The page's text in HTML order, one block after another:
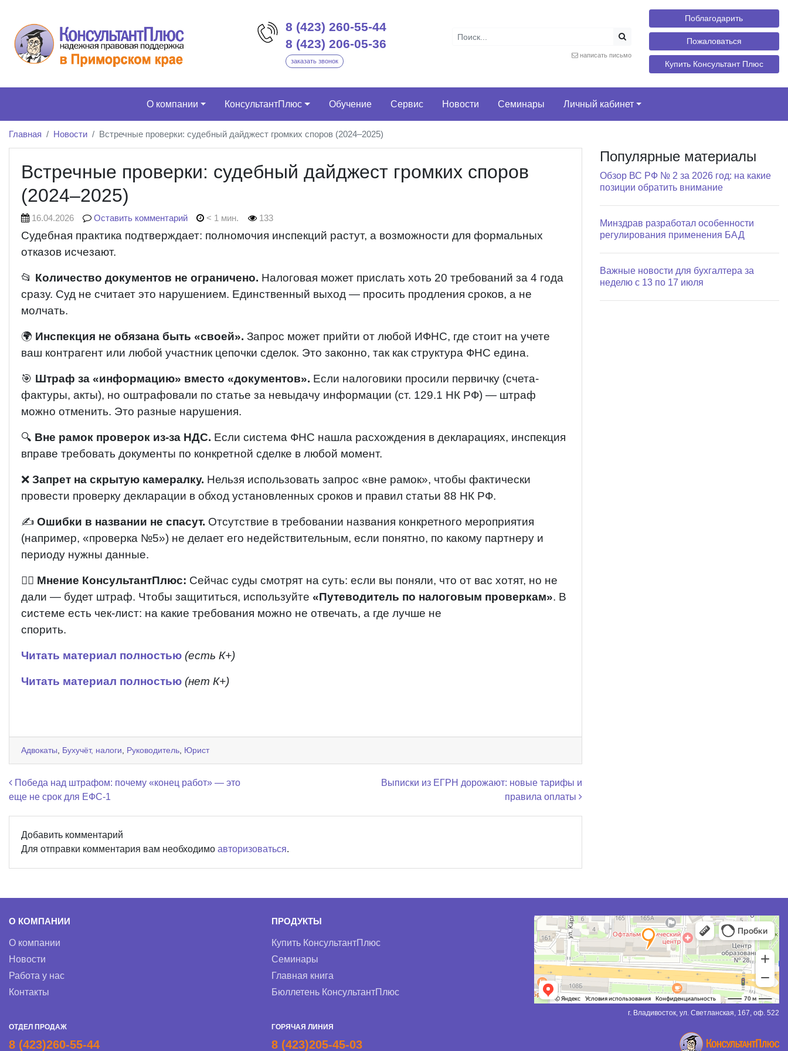
8 (423) 260-55-44
8 (423) 206-05-36
заказать звонок
написать письмо
Поблагодарить
Пожаловаться
Купить Консультант Плюс
О компании КонсультантПлюс Обучение Сервис Новости Семинары Личный кабинет
Главная Новости Встречные проверки: судебный дайджест громких споров (2024–2025)
Встречные проверки: судебный дайджест громких споров
(2024–2025)
16.04.2026 Оставить комментарий < 1 мин. 133
Судебная практика подтверждает: полномочия инспекций растут, а возможности для формальных
отказов исчезают.
📂 Количество документов не ограничено. Налоговая может прислать хоть 20 требований за 4 года
сразу. Суд не считает это нарушением. Единственный выход — просить продления сроков, а не
молчать.
🌍 Инспекция не обязана быть «своей». Запрос может прийти от любой ИФНС, где стоит на учете
ваш контрагент или любой участник цепочки сделок. Это законно, так как структура ФНС едина.
🎯 Штраф за «информацию» вместо «документов». Если налоговики просили первичку (счета-
фактуры, акты), но оштрафовали по статье за невыдачу информации (ст. 129.1 НК РФ) — штраф
можно отменить. Это разные нарушения.
🔍 Вне рамок проверок из-за НДС. Если система ФНС нашла расхождения в декларациях, инспекция
вправе требовать документы по конкретной сделке в любой момент.
❌ Запрет на скрытую камералку. Нельзя использовать запрос «вне рамок», чтобы фактически
провести проверку декларации в обход установленных сроков и правил статьи 88 НК РФ.
✍️ Ошибки в названии не спасут. Отсутствие в требовании названия конкретного мероприятия
(например, «проверка №5») не делает его недействительным, если понятно, по какому партнеру и
периоду нужны данные.
👨‍⚖️ Мнение КонсультантПлюс: Сейчас суды смотрят на суть: если вы поняли, что от вас хотят, но не
дали — будет штраф. Чтобы защититься, используйте «Путеводитель по налоговым проверкам». В
системе есть чек-лист: на какие требования можно не отвечать, а где лучше не
спорить.
Читать материал полностью (есть К+)
Читать материал полностью (нет К+)
Адвокаты Бухучёт, налоги Руководитель Юрист
Навигация по записям
Победа над штрафом: почему «конец работ» — это
еще не срок для ЕФС-1
Выписки из ЕГРН дорожают: новые тарифы и
правила оплаты
Добавить комментарий
Для отправки комментария вам необходимо авторизоваться.
Популярные материалы
Обзор ВС РФ № 2 за 2026 год: на какие
позиции обратить внимание
Минздрав разработал особенности
регулирования применения БАД
Важные новости для бухгалтера за
неделю с 13 по 17 июля
О КОМПАНИИ
О компании
Новости
Работа у нас
Контакты
ПРОДУКТЫ
Купить КонсультантПлюс
Семинары
Главная книга
Бюллетень КонсультантПлюс
г. Владивосток, ул. Светланская, 167, оф. 522
ОТДЕЛ ПРОДАЖ
8 (423)260-55-44
ГОРЯЧАЯ ЛИНИЯ
8 (423)205-45-03